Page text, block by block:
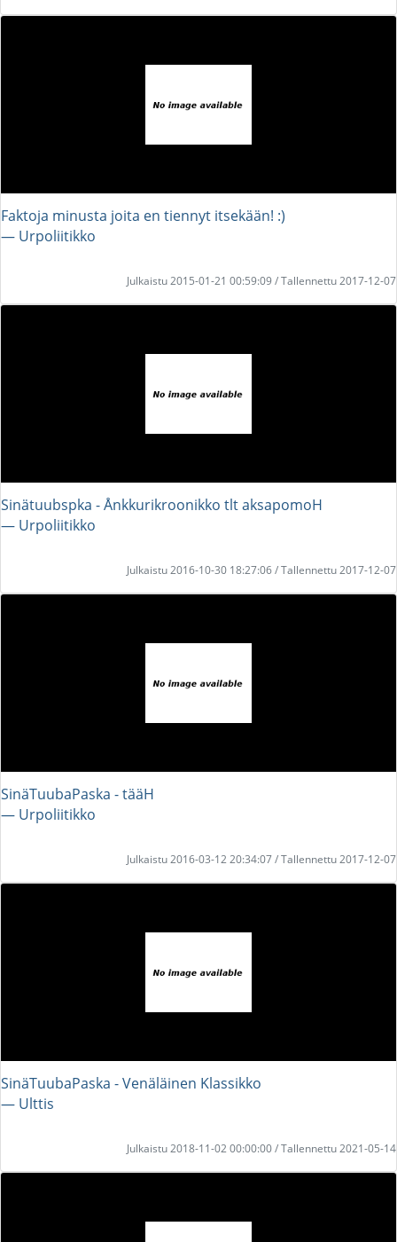
Faktoja minusta joita en tiennyt itsekään! :)
― Urpoliitikko
Julkaistu 2015-01-21 00:59:09 / Tallennettu 2017-12-07
Sinätuubspka - Ånkkurikroonikko tlt aksapomoH
― Urpoliitikko
Julkaistu 2016-10-30 18:27:06 / Tallennettu 2017-12-07
SinäTuubaPaska - tääH
― Urpoliitikko
Julkaistu 2016-03-12 20:34:07 / Tallennettu 2017-12-07
SinäTuubaPaska - Venäläinen Klassikko
― Ulttis
Julkaistu 2018-11-02 00:00:00 / Tallennettu 2021-05-14